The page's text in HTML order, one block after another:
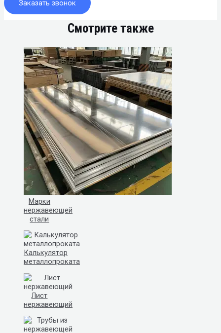
Заказать звонок
Смотрите также
Марки
нержавеющей
стали
Калькулятор
металлопроката
Лист
нержавеющий